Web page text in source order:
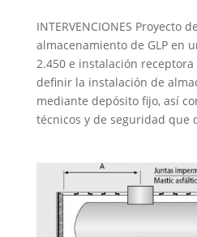
INTERVENCIONES Proyecto
almacenamiento de GLP en
2.450 e instalación
definir la instalación de
mediante depósito fijo, así
técnicos y de seguridad que